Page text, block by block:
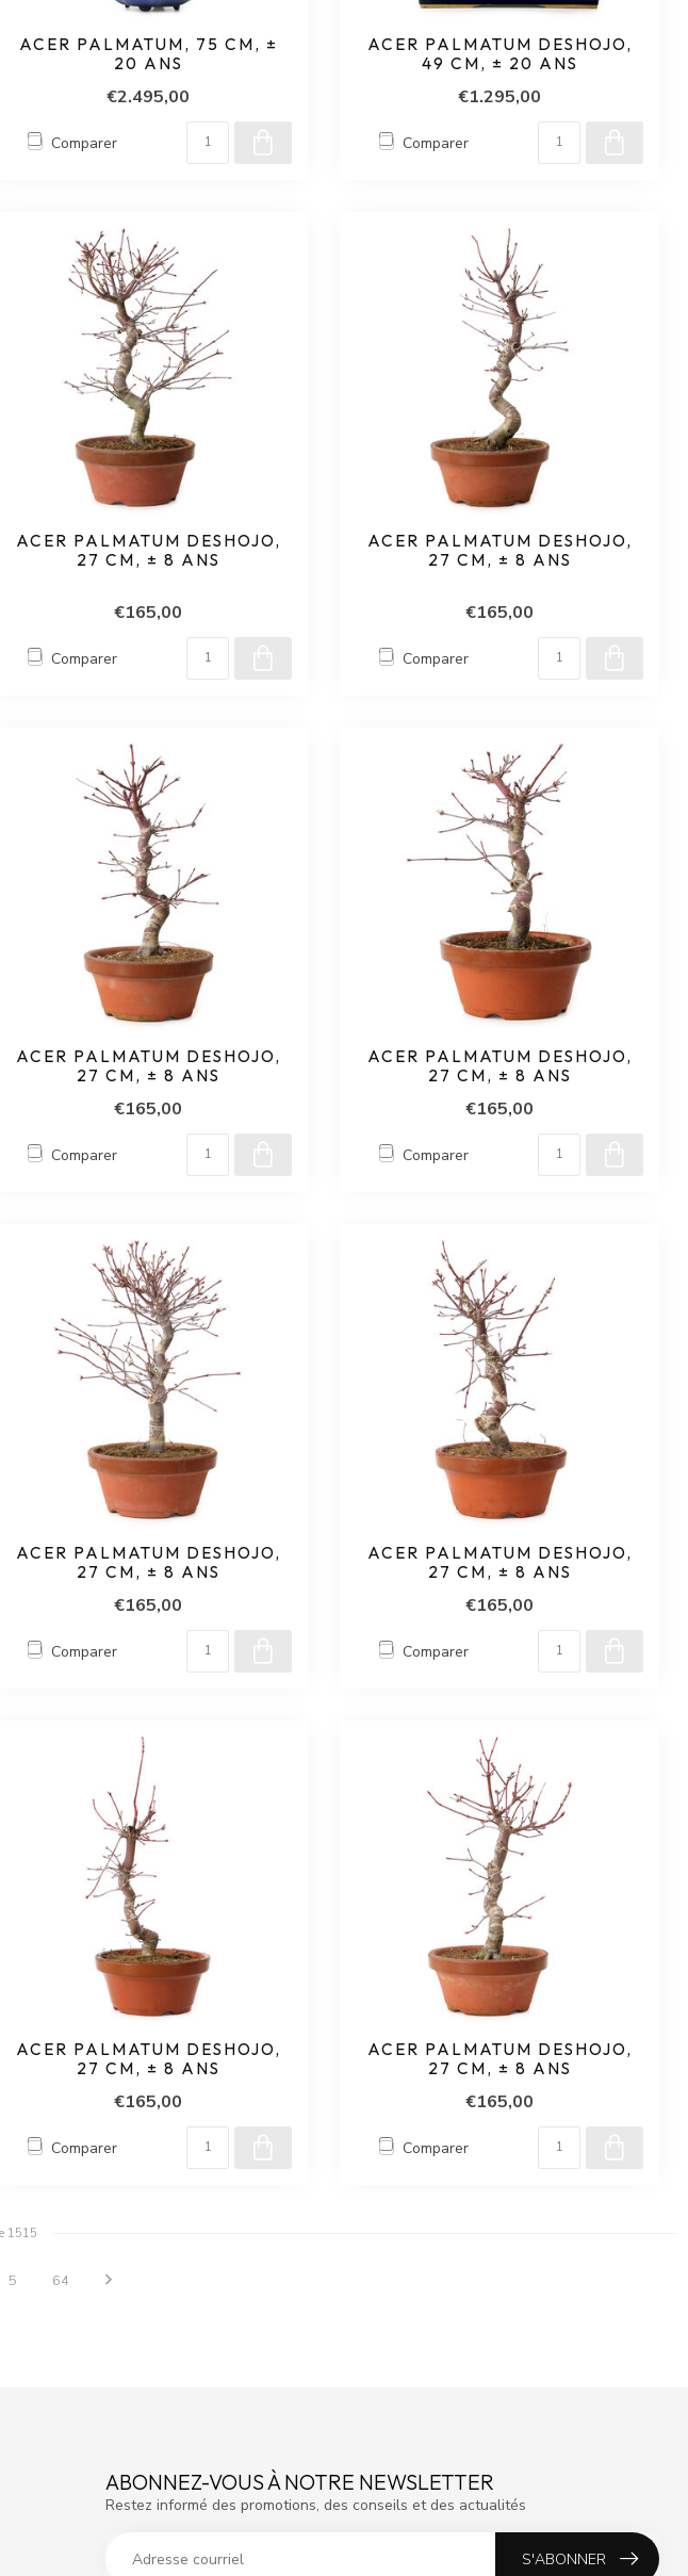
ACER PALMATUM, 75 CM, ±
20 ANS
€2.495,00
Comparer
ACER PALMATUM DESHOJO,
49 CM, ± 20 ANS
€1.295,00
Comparer
ACER PALMATUM DESHOJO,
27 CM, ± 8 ANS
€165,00
Comparer
ACER PALMATUM DESHOJO,
27 CM, ± 8 ANS
€165,00
Comparer
ACER PALMATUM DESHOJO,
27 CM, ± 8 ANS
€165,00
Comparer
ACER PALMATUM DESHOJO,
27 CM, ± 8 ANS
€165,00
Comparer
ACER PALMATUM DESHOJO,
27 CM, ± 8 ANS
€165,00
Comparer
ACER PALMATUM DESHOJO,
27 CM, ± 8 ANS
€165,00
Comparer
ACER PALMATUM DESHOJO,
27 CM, ± 8 ANS
€165,00
Comparer
ACER PALMATUM DESHOJO,
27 CM, ± 8 ANS
€165,00
Comparer
1515
5 64
ABONNEZ-VOUS À NOTRE NEWSLETTER
Restez informé des promotions, des conseils et des actualités
S'ABONNER